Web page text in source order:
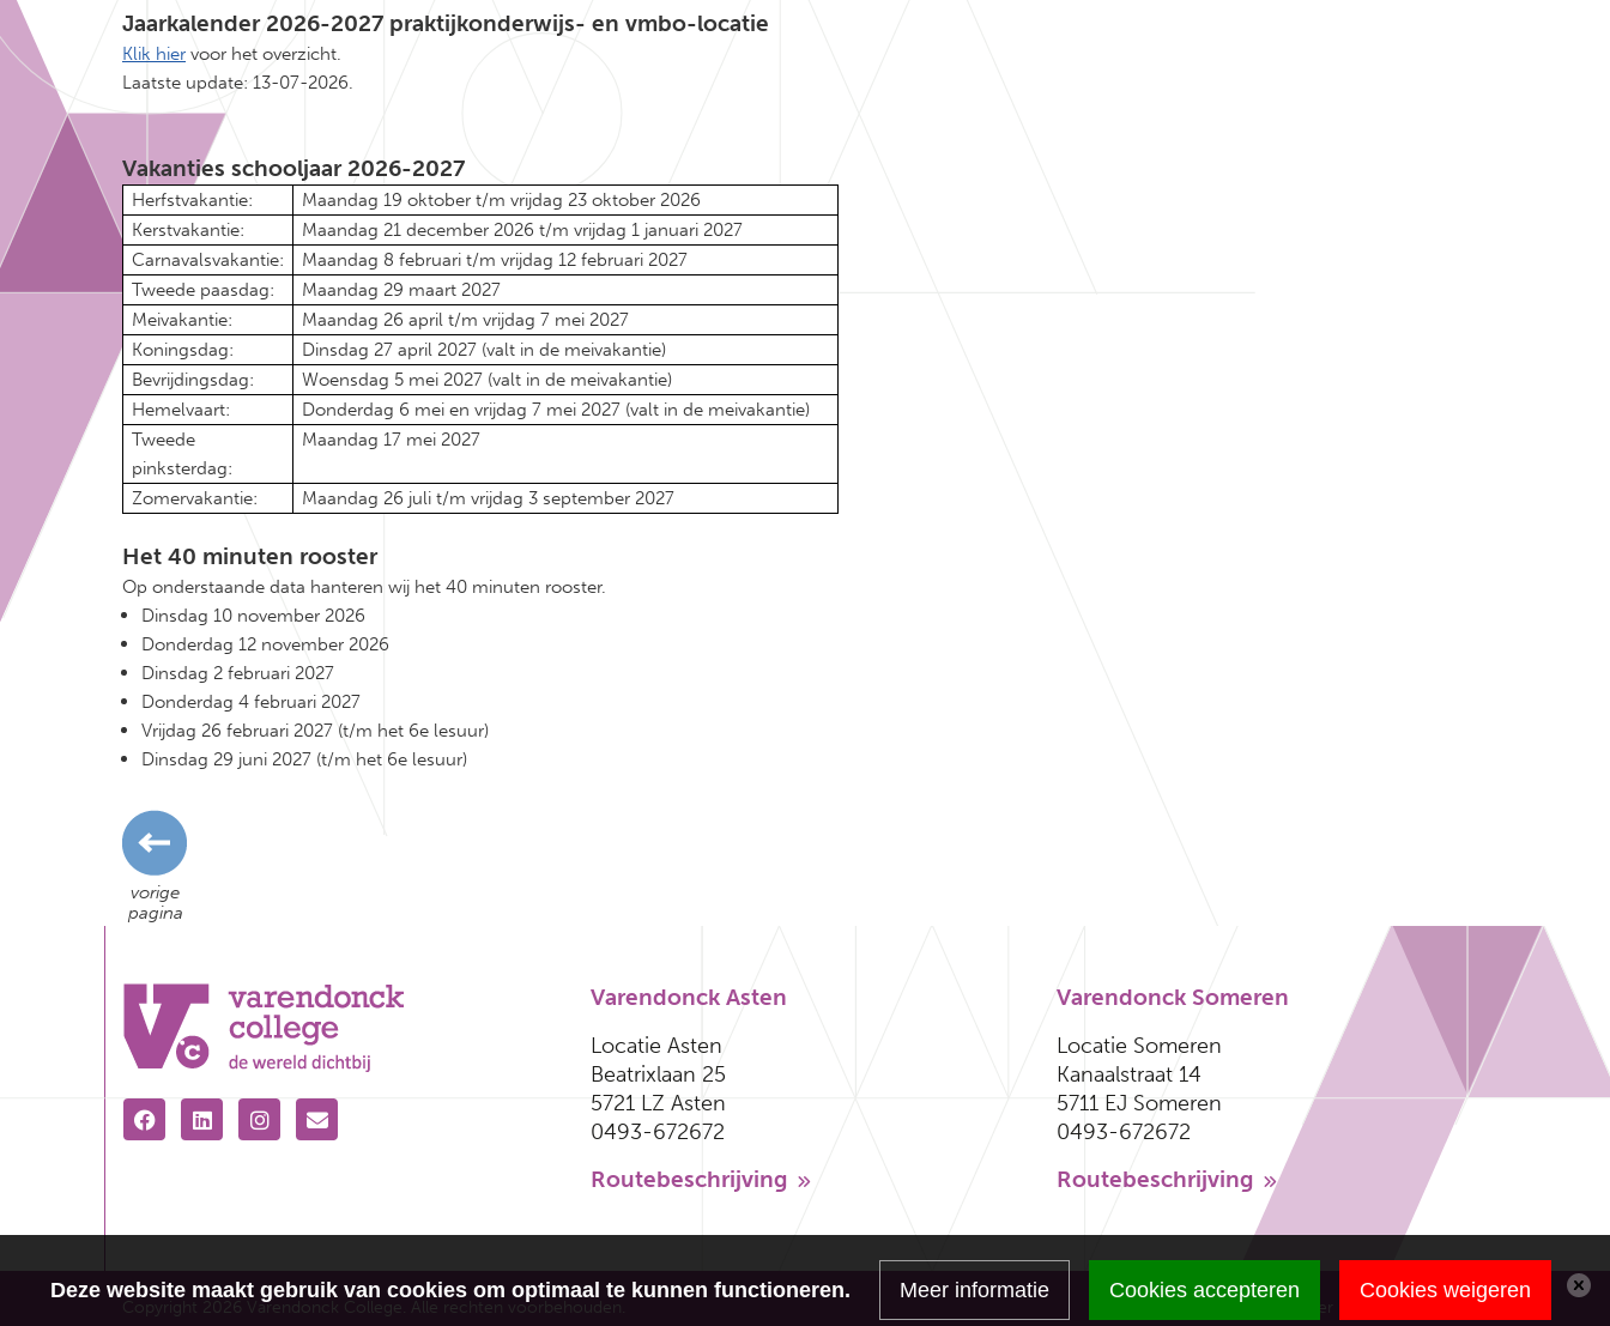
Jaarkalender 2026-2027 praktijkonderwijs- en vmbo-locatie
Klik hier voor het overzicht.
Laatste update: 13-07-2026.
Vakanties schooljaar 2026-2027
Herfstvakantie:
Maandag 19 oktober t/m vrijdag 23 oktober 2026
Kerstvakantie:
Maandag 21 december 2026 t/m vrijdag 1 januari 2027
Carnavalsvakantie:
Maandag 8 februari t/m vrijdag 12 februari 2027
Tweede paasdag:
Maandag 29 maart 2027
Meivakantie:
Maandag 26 april t/m vrijdag 7 mei 2027
Koningsdag:
Dinsdag 27 april 2027 (valt in de meivakantie)
Bevrijdingsdag:
Woensdag 5 mei 2027 (valt in de meivakantie)
Hemelvaart:
Donderdag 6 mei en vrijdag 7 mei 2027 (valt in de meivakantie)
Tweede
pinksterdag:
Maandag 17 mei 2027
Zomervakantie: Maandag 26 juli t/m vrijdag 3 september 2027
Het 40 minuten rooster
Op onderstaande data hanteren wij het 40 minuten rooster.
Dinsdag 10 november 2026
Donderdag 12 november 2026
Dinsdag 2 februari 2027
Donderdag 4 februari 2027
Vrijdag 26 februari 2027 (t/m het 6e lesuur)
Dinsdag 29 juni 2027 (t/m het 6e lesuur)
vorige
pagina
Varendonck Asten
Locatie Asten
Beatrixlaan 25
5721 LZ Asten
0493-672672
Routebeschrijving
Varendonck Someren
Locatie Someren
Kanaalstraat 14
5711 EJ Someren
0493-672672
Routebeschrijving
Copyright 2026 Varendonck College. Alle rechten voorbehouden. Disclaimer Sitemap
Deze website maakt gebruik van cookies om optimaal te kunnen functioneren. Meer informatie Cookies accepteren Cookies weigeren